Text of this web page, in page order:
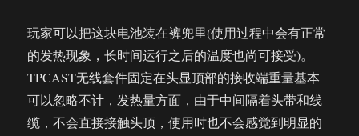
玩家可以把这块电池装在裤兜里(使用过程中会有正常
的发热现象，长时间运行之后的温度也尚可接受)。
TPCAST无线套件固定在头显顶部的接收端重量基本
可以忽略不计，发热量方面，由于中间隔着头带和线
缆，不会直接接触头顶，使用时也不会感觉到明显的